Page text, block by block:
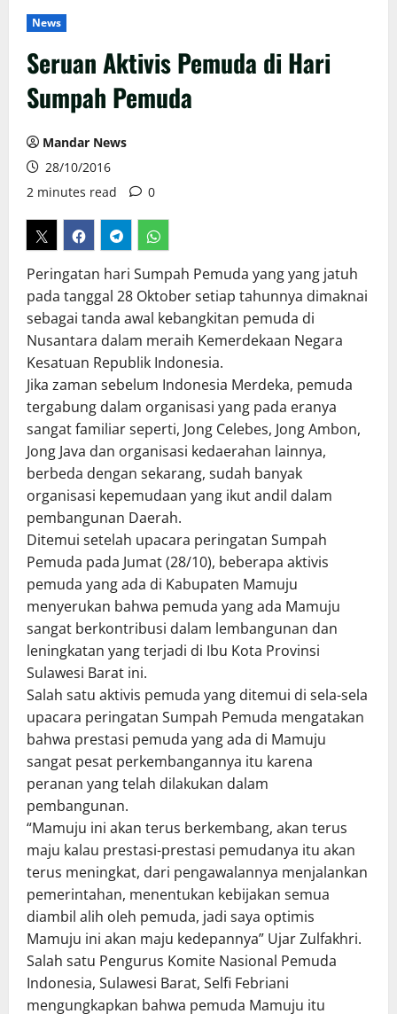
News
Seruan Aktivis Pemuda di Hari
Sumpah Pemuda
Mandar News
28/10/2016
2 minutes read
0
Peringatan hari Sumpah Pemuda yang yang jatuh
pada tanggal 28 Oktober setiap tahunnya dimaknai
sebagai tanda awal kebangkitan pemuda di
Nusantara dalam meraih Kemerdekaan Negara
Kesatuan Republik Indonesia.
Jika zaman sebelum Indonesia Merdeka, pemuda
tergabung dalam organisasi yang pada eranya
sangat familiar seperti, Jong Celebes, Jong Ambon,
Jong Java dan organisasi kedaerahan lainnya,
berbeda dengan sekarang, sudah banyak
organisasi kepemudaan yang ikut andil dalam
pembangunan Daerah.
Ditemui setelah upacara peringatan Sumpah
Pemuda pada Jumat (28/10), beberapa aktivis
pemuda yang ada di Kabupaten Mamuju
menyerukan bahwa pemuda yang ada Mamuju
sangat berkontribusi dalam lembangunan dan
leningkatan yang terjadi di Ibu Kota Provinsi
Sulawesi Barat ini.
Salah satu aktivis pemuda yang ditemui di sela-sela
upacara peringatan Sumpah Pemuda mengatakan
bahwa prestasi pemuda yang ada di Mamuju
sangat pesat perkembangannya itu karena
peranan yang telah dilakukan dalam
pembangunan.
“Mamuju ini akan terus berkembang, akan terus
maju kalau prestasi-prestasi pemudanya itu akan
terus meningkat, dari pengawalannya menjalankan
pemerintahan, menentukan kebijakan semua
diambil alih oleh pemuda, jadi saya optimis
Mamuju ini akan maju kedepannya” Ujar Zulfakhri.
Salah satu Pengurus Komite Nasional Pemuda
Indonesia, Sulawesi Barat, Selfi Febriani
mengungkapkan bahwa pemuda Mamuju itu